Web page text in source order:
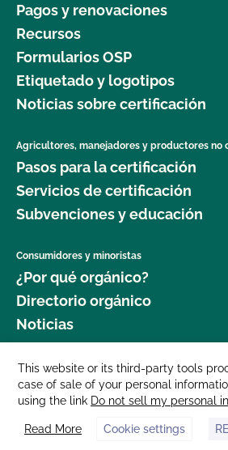
Pagos y renovaciones
Recursos
Formularios OSP
Etiquetado y logotipos
Noticias sobre certificación
Agricultores, manejadores y productores no
Pasos para la certificación
Servicios de certificación
Subvenciones y educación
Consumidores y minoristas
¿Por qué orgánico?
Directorio orgánico
Noticias
Donar
Carreras profesionales
Sala de prensa
Contáctenos
This website or its third-party tools
case of sale of your personal
using the link Do not sell my personal
Read More Cookie settings